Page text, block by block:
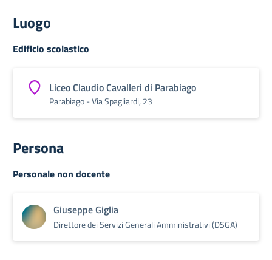
Luogo
Edificio scolastico
Liceo Claudio Cavalleri di Parabiago
Parabiago - Via Spagliardi, 23
Persona
Personale non docente
Giuseppe Giglia
Direttore dei Servizi Generali Amministrativi (DSGA)